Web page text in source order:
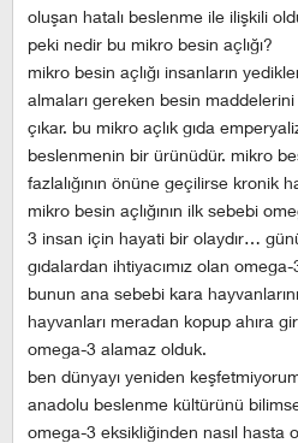
oluşan hatalı beslenme ile ilişkili
peki nedir bu mikro besin açlığı?
mikro besin açlığı insanların
almaları gereken besin
çıkar. bu mikro açlık gıda
beslenmenin bir ürünüdür. mikro
fazlalığının önüne geçilirse kronik
mikro besin açlığının ilk sebebi
3 insan için hayati bir olaydır…
gıdalardan ihtiyacımız olan
bunun ana sebebi kara
hayvanları meradan kopup ahıra
omega-3 alamaz olduk.
ben dünyayı yeniden
anadolu beslenme kültürünü
omega-3 eksikliğinden nasıl hasta